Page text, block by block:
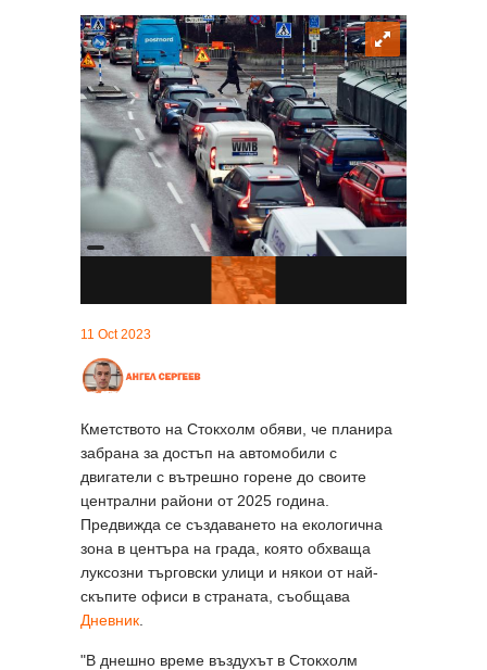
11 Oct 2023
Кметството на Стокхолм обяви, че планира
забрана за достъп на автомобили с
двигатели с вътрешно горене до своите
централни райони от 2025 година.
Предвижда се създаването на екологична
зона в центъра на града, която обхваща
луксозни търговски улици и някои от най-
скъпите офиси в страната, съобщава
Дневник
"В днешно време въздухът в Стокхолм